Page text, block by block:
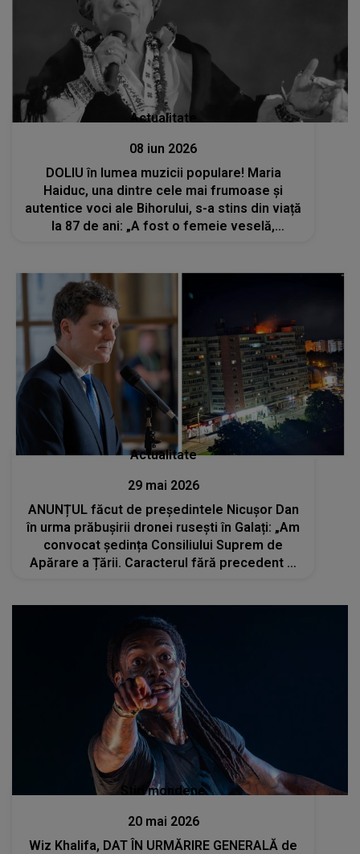
Actualitate
08 iun 2026
DOLIU în lumea muzicii populare! Maria
Haiduc, una dintre cele mai frumoase și
autentice voci ale Bihorului, s-a stins din viață
la 87 de ani: „A fost o femeie veselă,
Actualitate
29 mai 2026
ANUNȚUL făcut de președintele Nicușor Dan
în urma prăbușirii dronei rusești în Galați: „Am
convocat ședința Consiliului Suprem de
Apărare a Țării. Caracterul fără precedent al
Stiri mondene
20 mai 2026
Wiz Khalifa, DAT ÎN URMĂRIRE GENERALĂ de